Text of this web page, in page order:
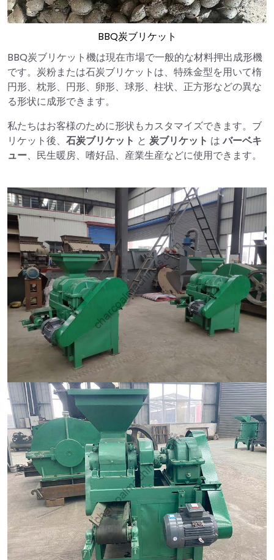
BBQ炭ブリケット
BBQ炭ブリケット機は現在市場で一般的な材料押出成形機
です。炭粉または石炭ブリケットは、特殊金型を用いて楕
円形、枕形、円形、卵形、球形、柱状、正方形などの異な
る形状に成形できます。
私たちはお客様のために形状もカスタマイズできます。ブ
リケット後、 石炭ブリケット と 炭ブリケット は バーベキ
ュー、民生暖房、嗜好品、産業生産などに使用できます。